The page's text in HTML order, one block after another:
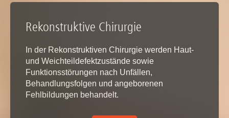
Rekonstruktive Chirurgie
In der Rekonstruktiven Chirurgie werden Haut-
und Weichteildefektzustände sowie
Funktionsstörungen nach Unfällen,
Behandlungsfolgen und angeborenen
Fehlbildungen behandelt.